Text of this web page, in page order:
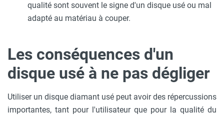
qualité sont souvent le signe d'un disque usé ou mal
adapté au matériau à couper.
Les conséquences d'un
disque usé à ne pas dégliger
Utiliser un disque diamant usé peut avoir des répercussions
importantes, tant pour l'utilisateur que pour la qualité du